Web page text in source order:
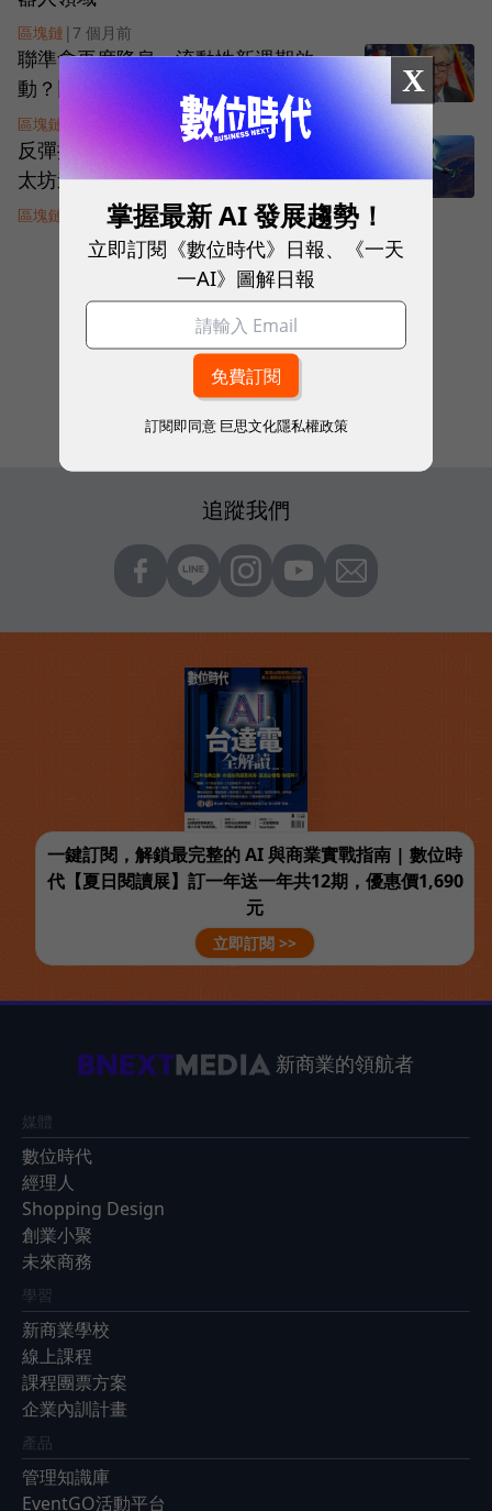
區塊鏈 | 7 個月前
聯準會再度降息，流動性新週期啟
動？比特幣急攻9.3萬美元
區塊鏈
反彈接近翻倍，但鏈上數據割裂？以
太坊進入「穩定而不熱鬧」的新階段
區塊鏈 7 個月前
看下一頁
1of428
追蹤我們
一鍵訂閱，解鎖最完整的 AI 與商業實戰指南 | 數位時
代【夏日閱讀展】訂一年送一年共12期，優惠價1,690
元
立即訂閱 >>
新商業的領航者
媒體
數位時代
經理人
Shopping Design
創業小聚
未來商務
學習
新商業學校
線上課程
課程團票方案
企業內訓計畫
產品
管理知識庫
EventGO活動平台
X
掌握最新 AI 發展趨勢！
立即訂閱《數位時代》日報、《一天
一AI》圖解日報
訂閱即同意 巨思文化隱私權政策